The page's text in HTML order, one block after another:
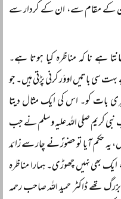
کے مقام سے، ان کے کردار سے
ہے نا کہ مناظرہ کیا ہوتا ہے۔
باتیں اووَر کرنی پڑتی ہیں۔ جو
بات کو۔ اس کی ایک مثال دیتا
کریم صلی اللہ علیہ وسلم نے جب
یہ حکم آیا تو حضورؐ نے چار سے زائد
بھی نہیں چھوڑی۔ ہمارا مناظرہ
تھے ڈاکٹر حمید اللہ صاحب رحمہ